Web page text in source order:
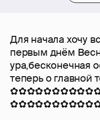
Для начала хочу
первым днём
ура,бесконечная
теперь о главной